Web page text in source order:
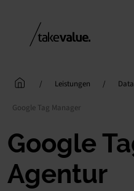
content
/ Leistungen /
Google Tag Manager
Google
Agentur